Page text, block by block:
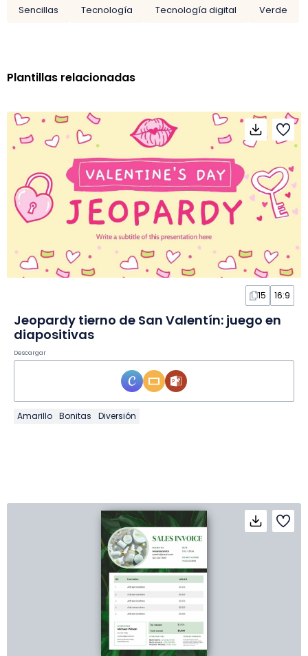
Sencillas
Tecnología Tecnología digital Verde
Plantillas relacionadas
15 16:9
Jeopardy tierno de San Valentín: juego en
diapositivas
Descargar
Amarillo Bonitas Diversión